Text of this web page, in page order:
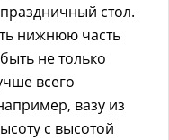
стол.
нижнюю часть
не только
всего
вазу из
с высотой